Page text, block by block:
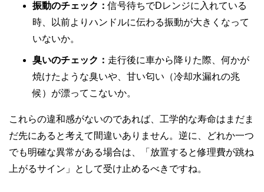
振動のチェック：信号待ちでDレンジに入れている
時、以前よりハンドルに伝わる振動が大きくなって
いないか。
臭いのチェック： 走行後に車から降りた際、何かが
焼けたような臭いや、甘い匂い（冷却水漏れの兆
候）が漂ってこないか。
これらの違和感がないのであれば、工学的な寿命はまだま
だ先にあると考えて間違いありません。逆に、どれか一つ
でも明確な異常がある場合は、
「放置すると修理費が跳ね
上がるサイン」
として受け止めるべきですね。